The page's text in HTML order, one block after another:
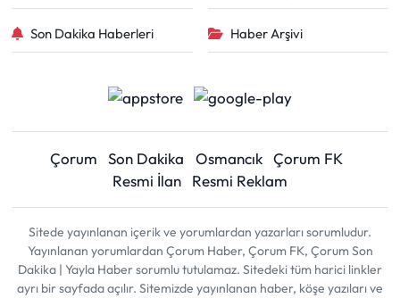
Son Dakika Haberleri Haber Arşivi
Çorum Son Dakika Osmancık Çorum FK
Resmi İlan
Resmi Reklam
Sitede yayınlanan içerik ve yorumlardan yazarları sorumludur.
Yayınlanan yorumlardan Çorum Haber, Çorum FK, Çorum Son
Dakika | Yayla Haber sorumlu tutulamaz. Sitedeki tüm harici linkler
ayrı bir sayfada açılır. Sitemizde yayınlanan haber, köşe yazıları ve